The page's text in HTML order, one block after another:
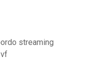
streaming